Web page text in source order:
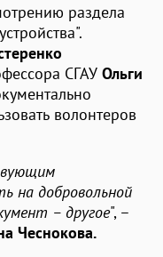
раздела
СГАУ Ольги
волонтеров
на добровольной
– другое", –
Чеснокова.